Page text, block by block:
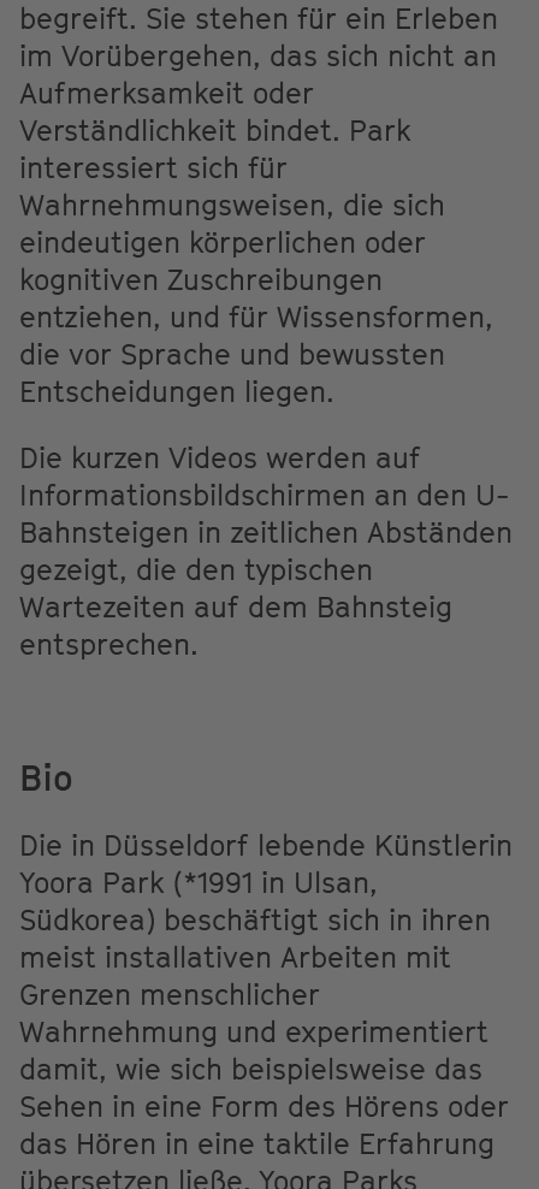
begreift. Sie stehen für ein Erleben
im Vorübergehen, das sich nicht an
Aufmerksamkeit oder
Verständlichkeit bindet. Park
interessiert sich für
Wahrnehmungsweisen, die sich
eindeutigen körperlichen oder
kognitiven Zuschreibungen
entziehen, und für Wissensformen,
die vor Sprache und bewussten
Entscheidungen liegen.
Die kurzen Videos werden auf
Informationsbildschirmen an den U-
Bahnsteigen in zeitlichen Abständen
gezeigt, die den typischen
Wartezeiten auf dem Bahnsteig
entsprechen.
Bio
Die in Düsseldorf lebende Künstlerin
Yoora Park (*1991 in Ulsan,
Südkorea) beschäftigt sich in ihren
meist installativen Arbeiten mit
Grenzen menschlicher
Wahrnehmung und experimentiert
damit, wie sich beispielsweise das
Sehen in eine Form des Hörens oder
das Hören in eine taktile Erfahrung
übersetzen ließe. Yoora Parks